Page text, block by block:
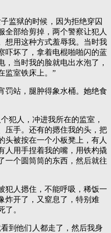
监狱的时候，因为拒绝穿囚
全部给剪掉，两个警察让犯人
想用这种方式羞辱我。当时我
吓坏了，拿着电棍啪啪闪的蓝
当时我的脸就电出水泡了，
监室铁床上。”
罚站，腿肿得象水桶。她绝食
犯人，冲进我所在的监室，
压手。还有的摁住我的头，把
头被按在一个小板凳上，有人
人用手捏着我的嘴，用铁杓撬
一个圆筒筒的东西，然后就往
犯人摁住，不能呼吸，稀饭一
炸开了，又窒息了，特别难
了。
到他们人都走了，然后我身